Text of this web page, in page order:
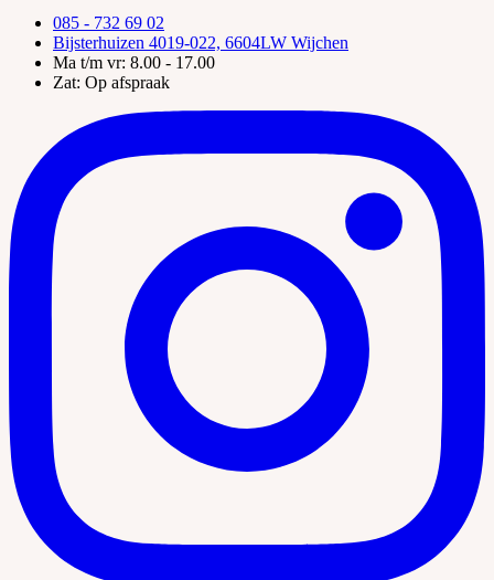
085 - 732 69 02
Bijsterhuizen 4019-022, 6604LW Wijchen
Ma t/m vr: 8.00 - 17.00
Zat: Op afspraak